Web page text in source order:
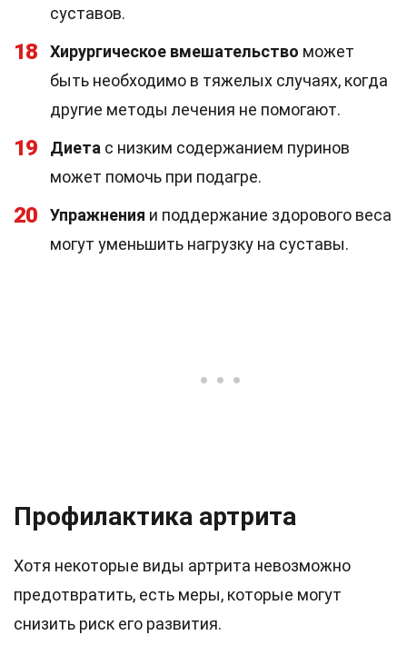
суставов.
18 Хирургическое вмешательство может
быть необходимо в тяжелых случаях, когда
другие методы лечения не помогают.
19 Диета с низким содержанием пуринов
может помочь при подагре.
20 Упражнения и поддержание здорового веса
могут уменьшить нагрузку на суставы.
Профилактика артрита
Хотя некоторые виды артрита невозможно
предотвратить, есть меры, которые могут
снизить риск его развития.